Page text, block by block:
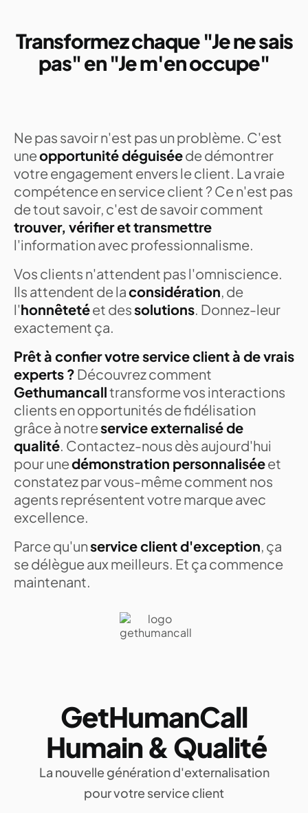
Transformez chaque "Je ne sais
pas" en "Je m'en occupe"
Ne pas savoir n'est pas un problème. C'est
uneopportunité déguiséede démontrer
votre engagement envers le client. La vraie
compétence en service client ? Ce n'est pas
de tout savoir, c'est de savoir comment
trouver, vérifier et transmettre
l'information avec professionnalisme.
Vos clients n'attendent pas l'omniscience.
Ils attendent de laconsidération, de
l'honnêtetéet dessolutions. Donnez-leur
exactement ça.
Prêt à confier votre service client à de vrais
experts ? Découvrez comment
Gethumancalltransforme vos interactions
clients en opportunités de fidélisation
grâce à notreservice externalisé de
qualité. Contactez-nous dès aujourd'hui
pour unedémonstration personnaliséeet
constatez par vous-même comment nos
agents représentent votre marque avec
excellence.
Parce qu'unservice client d'exception, ça
se délègue aux meilleurs. Et ça commence
maintenant.
GetHumanCall
Humain & Qualité
La nouvelle génération d'externalisation
pour votre service client